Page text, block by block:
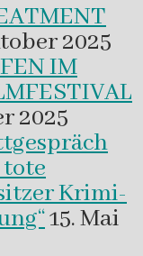
2025
IM
2025
tote
Krimi-
15. Mai